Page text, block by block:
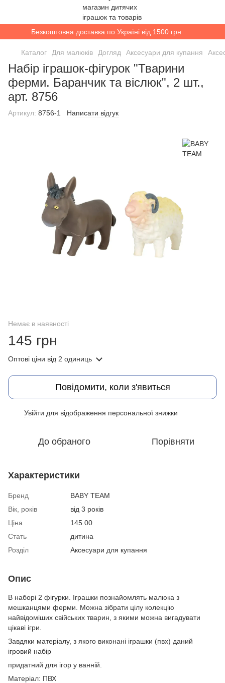
Безкоштовна доставка по Україні від 1500 грн
Каталог Для малюків Догляд Аксесуари для купання
Набір іграшок-фігурок "Тварини
ферми. Баранчик та віслюк", 2 шт.,
арт. 8756
Артикул: 8756-1 Написати відгук
Немає в наявності
145 грн
Оптові ціни від 2 одиниць
Повідомити, коли з'явиться
Увійти для відображення персональної знижки
До обраного Порівняти
Характеристики
Бренд
BABY TEAM
Вік, років
від 3 років
Ціна
145.00
Стать
дитина
Розділ
Аксесуари для купання
Опис
В наборі 2 фігурки. Іграшки познайомлять малюка з
мешканцями ферми. Можна зібрати цілу колекцію
найвідоміших свійських тварин, з якими можна вигадувати
цікаві ігри.
Завдяки матеріалу, з якого виконані іграшки (пвх) даний
ігровий набір
придатний для ігор у ванній.
Матеріал: ПВХ